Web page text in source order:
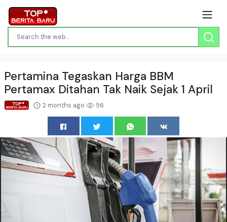
Pertamina Tegaskan Harga BBM
Pertamax Ditahan Tak Naik Sejak 1 April
2 months ago 96